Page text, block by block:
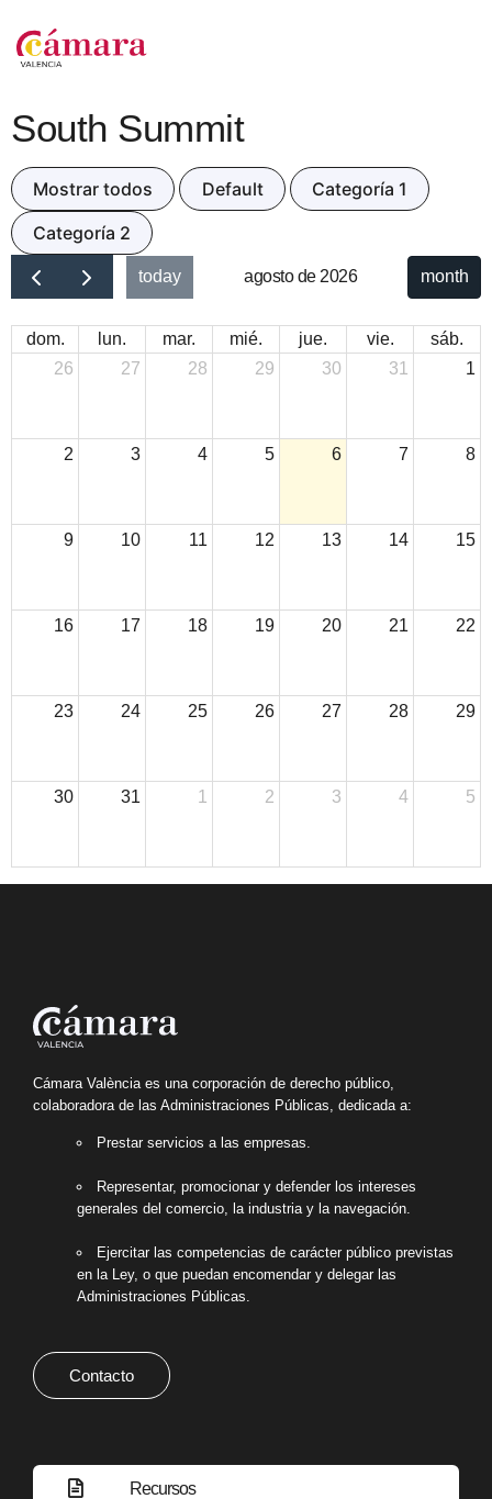
South Summit
Mostrar todos Default Categoría 1
Categoría 2
today agosto de 2026 month
dom. lun. mar. mié. jue. vie.
sáb.
26
27 28 29 30 31 1
2 3 4 5 6 7 8
9 10 11 12 13 14 15
16 17 18 19 20 21 22
23 24 25 26 27 28 29
30 31 1 2 3 4 5
Cámara València es una corporación de derecho público,
colaboradora de las Administraciones Públicas, dedicada a:
Prestar servicios a las empresas.
Representar, promocionar y defender los intereses
generales del comercio, la industria y la navegación.
Ejercitar las competencias de carácter público previstas
en la Ley, o que puedan encomendar y delegar las
Administraciones Públicas.
Contacto
Recursos